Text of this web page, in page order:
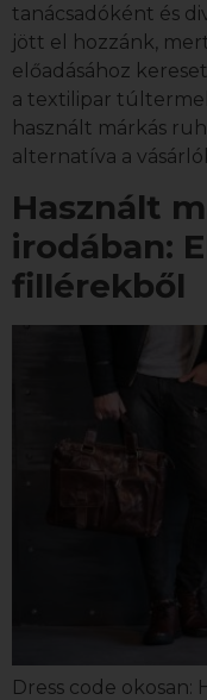
tanácsadóként és
jött el hozzánk,
előadásához
a textilipar
használt márkás
alternatíva a
Használt
irodában:
fillérekből
Dress code okosan: